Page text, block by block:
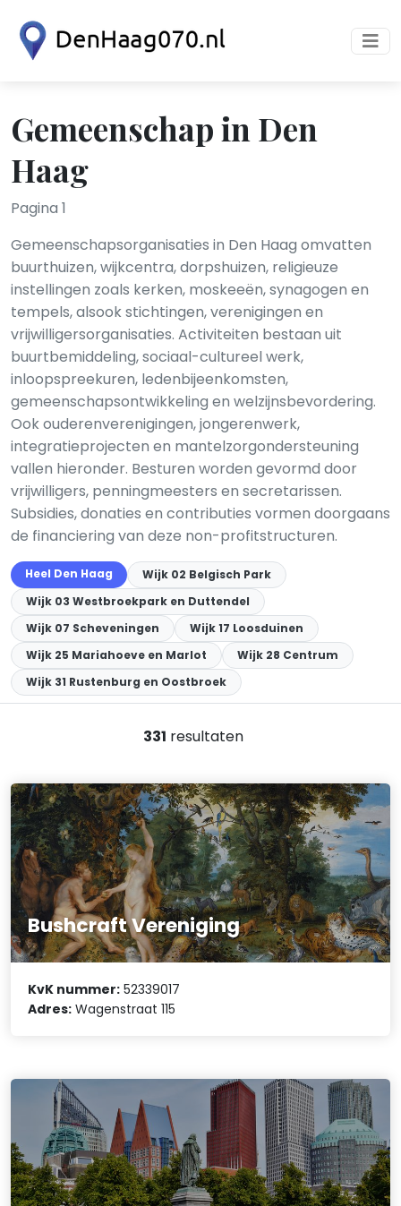
Gemeenschap in Den
Haag
Pagina 1
Gemeenschapsorganisaties in Den Haag omvatten
buurthuizen, wijkcentra, dorpshuizen, religieuze
instellingen zoals kerken, moskeeën, synagogen en
tempels, alsook stichtingen, verenigingen en
vrijwilligersorganisaties. Activiteiten bestaan uit
buurtbemiddeling, sociaal-cultureel werk,
inloopspreekuren, ledenbijeenkomsten,
gemeenschapsontwikkeling en welzijnsbevordering.
Ook ouderenverenigingen, jongerenwerk,
integratieprojecten en mantelzorgondersteuning
vallen hieronder. Besturen worden gevormd door
vrijwilligers, penningmeesters en secretarissen.
Subsidies, donaties en contributies vormen doorgaans
de financiering van deze non-profitstructuren.
Heel Den Haag
Wijk 02 Belgisch Park
Wijk 03 Westbroekpark en Duttendel
Wijk 07 Scheveningen
Wijk 17 Loosduinen
Wijk 25 Mariahoeve en Marlot
Wijk 28 Centrum
Wijk 31 Rustenburg en Oostbroek
331 resultaten
Bushcraft Vereniging
KvK nummer: 52339017
Adres: Wagenstraat 115